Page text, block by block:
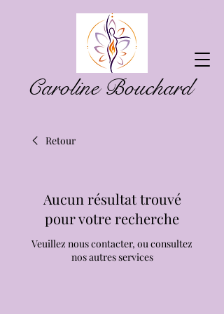
Caroline Bouchard
Retour
Aucun résultat trouvé
pour votre recherche
Veuillez nous contacter, ou consultez
nos autres services